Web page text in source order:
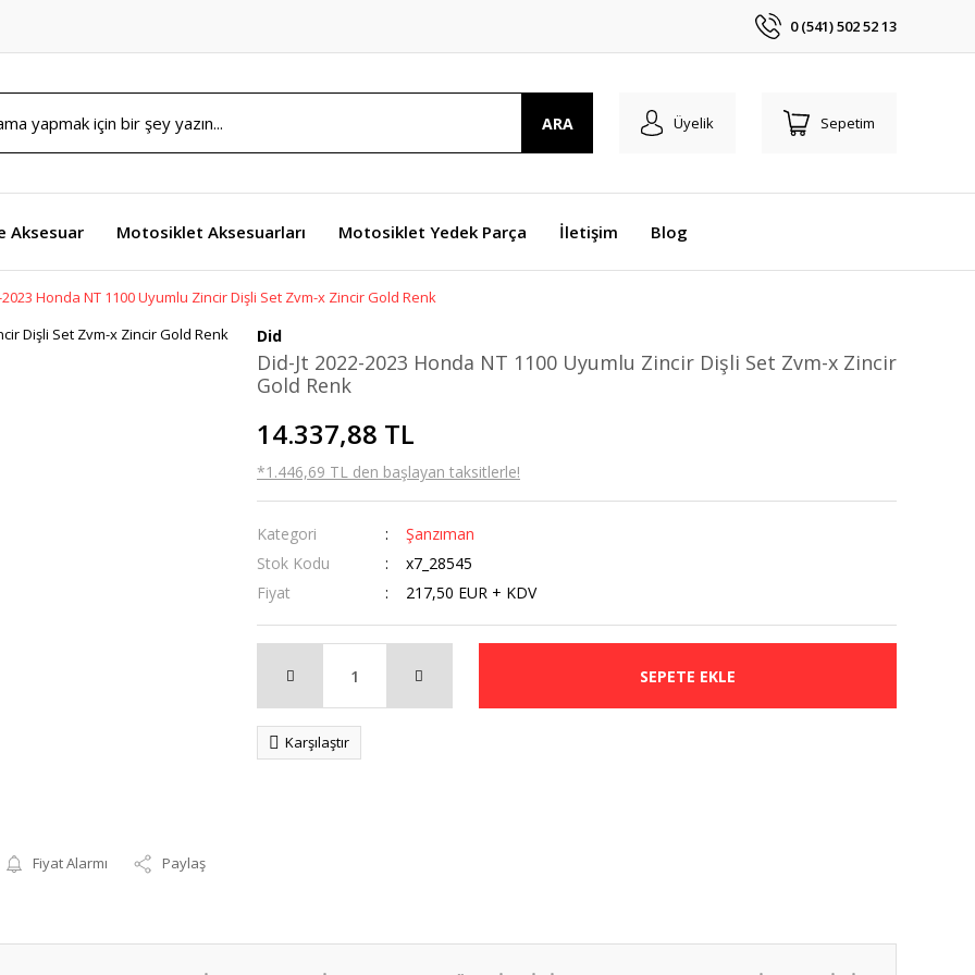
0 (541) 502 52 13
ARA Üyelik Sepetim
Aksesuar Motosiklet Aksesuarları Motosiklet Yedek Parça İletişim Blog
2023 Honda NT 1100 Uyumlu Zincir Dişli Set Zvm-x Zincir Gold Renk
Fiyat Alarmı Paylaş
Did
Did-Jt 2022-2023 Honda NT 1100 Uyumlu Zincir Dişli Set Zvm-x Zincir
Gold Renk
14.337,88 TL
*1.446,69 TL den başlayan taksitlerle!
Kategori
Şanzıman
Stok Kodu
x7_28545
Fiyat
217,50 EUR + KDV
SEPETE EKLE
Karşılaştır